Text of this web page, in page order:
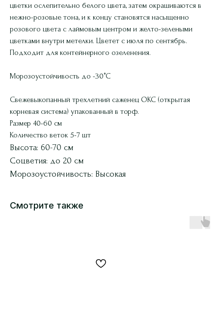
цветки ослепительно белого цвета, затем окрашиваются в
нежно-розовые тона, и к концу становятся насыщенно
розового цвета с лаймовым центром и желто-зелеными
цветками внутри метелки. Цветет с июля по сентябрь.
Подходит для контейнерного озеленения.
Морозоустойчивость до -30°С
Свежевыкопанный трехлетний саженец ОКС (открытая
корневая система) упакованный в торф.
Размер 40-60 см
Количество веток 5-7 шт
Высота: 60-70 см
Соцветия: до 20 см
Морозоустойчивость: Высокая
Смотрите также